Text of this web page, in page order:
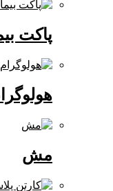
پاکت بیمارستانی
هولوگرام